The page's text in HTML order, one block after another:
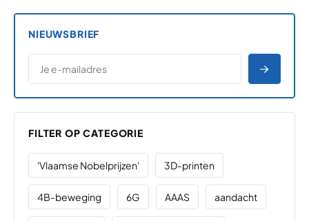
NIEUWSBRIEF
E-MAILADRES
*
FILTER OP CATEGORIE
'Vlaamse Nobelprijzen' 3D-printen
4B-beweging 6G AAAS aandacht